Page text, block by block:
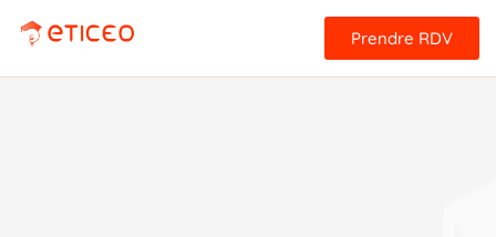
Prendre RDV